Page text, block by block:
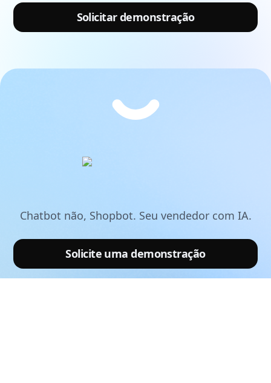
Solicitar demonstração
Chatbot não, Shopbot. Seu vendedor com IA.
Solicite uma demonstração